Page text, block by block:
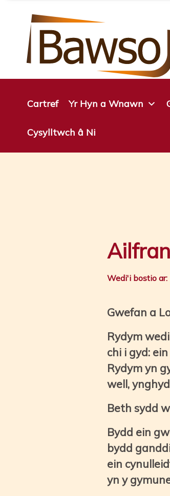
cynnwys
Cartref Yr Hyn a Wnawn
Cysylltwch â Ni
Wedi'i bostio ar:
Gwefan a
Rydym
chi i gyd:
Rydym yn
well,
Beth sydd
Bydd ein
bydd
ein
yn y